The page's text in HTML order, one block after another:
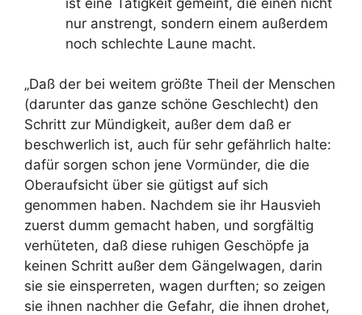
nur anstrengt, sondern einem außerdem
noch schlechte Laune macht.
„Daß der bei weitem größte Theil der Menschen
(darunter das ganze schöne Geschlecht) den
Schritt zur Mündigkeit, außer dem daß er
beschwerlich ist, auch für sehr gefährlich halte:
dafür sorgen schon jene Vormünder, die die
Oberaufsicht über sie gütigst auf sich
genommen haben. Nachdem sie ihr Hausvieh
zuerst dumm gemacht haben, und sorgfältig
verhüteten, daß diese ruhigen Geschöpfe ja
keinen Schritt außer dem Gängelwagen, darin
sie sie einsperreten, wagen durften; so zeigen
sie ihnen nachher die Gefahr, die ihnen drohet,